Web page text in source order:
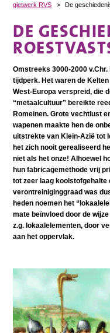
gietwerk RVS
> De
DE
Omstreeks 3000-2000
tijdperk. Het waren de
West-Europa verspreid, die
“metaalcultuur” bereikte
Romeinen. Grote vechtlust
wapenen maakte hen de
uitstrekte van Klein-Azië tot
het zich nooit gerealiseerd
niet als het onze! Alhoewel
hun fabricagemethode vrij
tot zeer laag koolstofgehalte
verontreiniginggraad was
heden noemen het
mate beïnvloed door de
z.g. lokaalelementen, door
aan het oppervlak.